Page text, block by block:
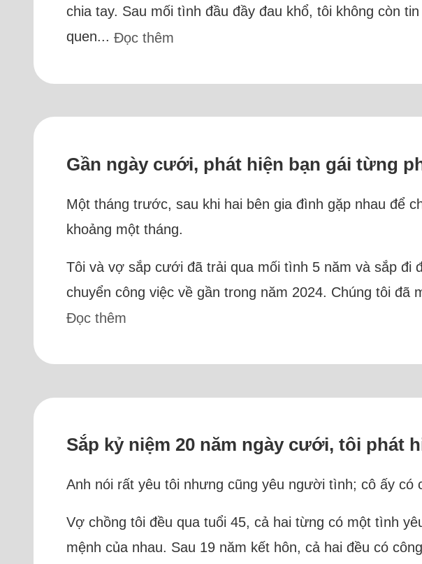
chia tay. Sau mối tình đầu đầy đau khổ, tôi không còn
quen...Đọc thêm
Gần ngày cưới, phát hiện bạn gái từng
Một tháng trước, sau khi hai bên gia đình gặp nhau để
khoảng một tháng.
Tôi và vợ sắp cưới đã trải qua mối tình 5 năm và sắp đi
chuyển công việc về gần trong năm 2024. Chúng tôi
Đọc thêm
Sắp kỷ niệm 20 năm ngày cưới, tôi phát
Anh nói rất yêu tôi nhưng cũng yêu người tình; cô ấy có
Vợ chồng tôi đều qua tuổi 45, cả hai từng có một tình
mệnh của nhau. Sau 19 năm kết hôn, cả hai đều có